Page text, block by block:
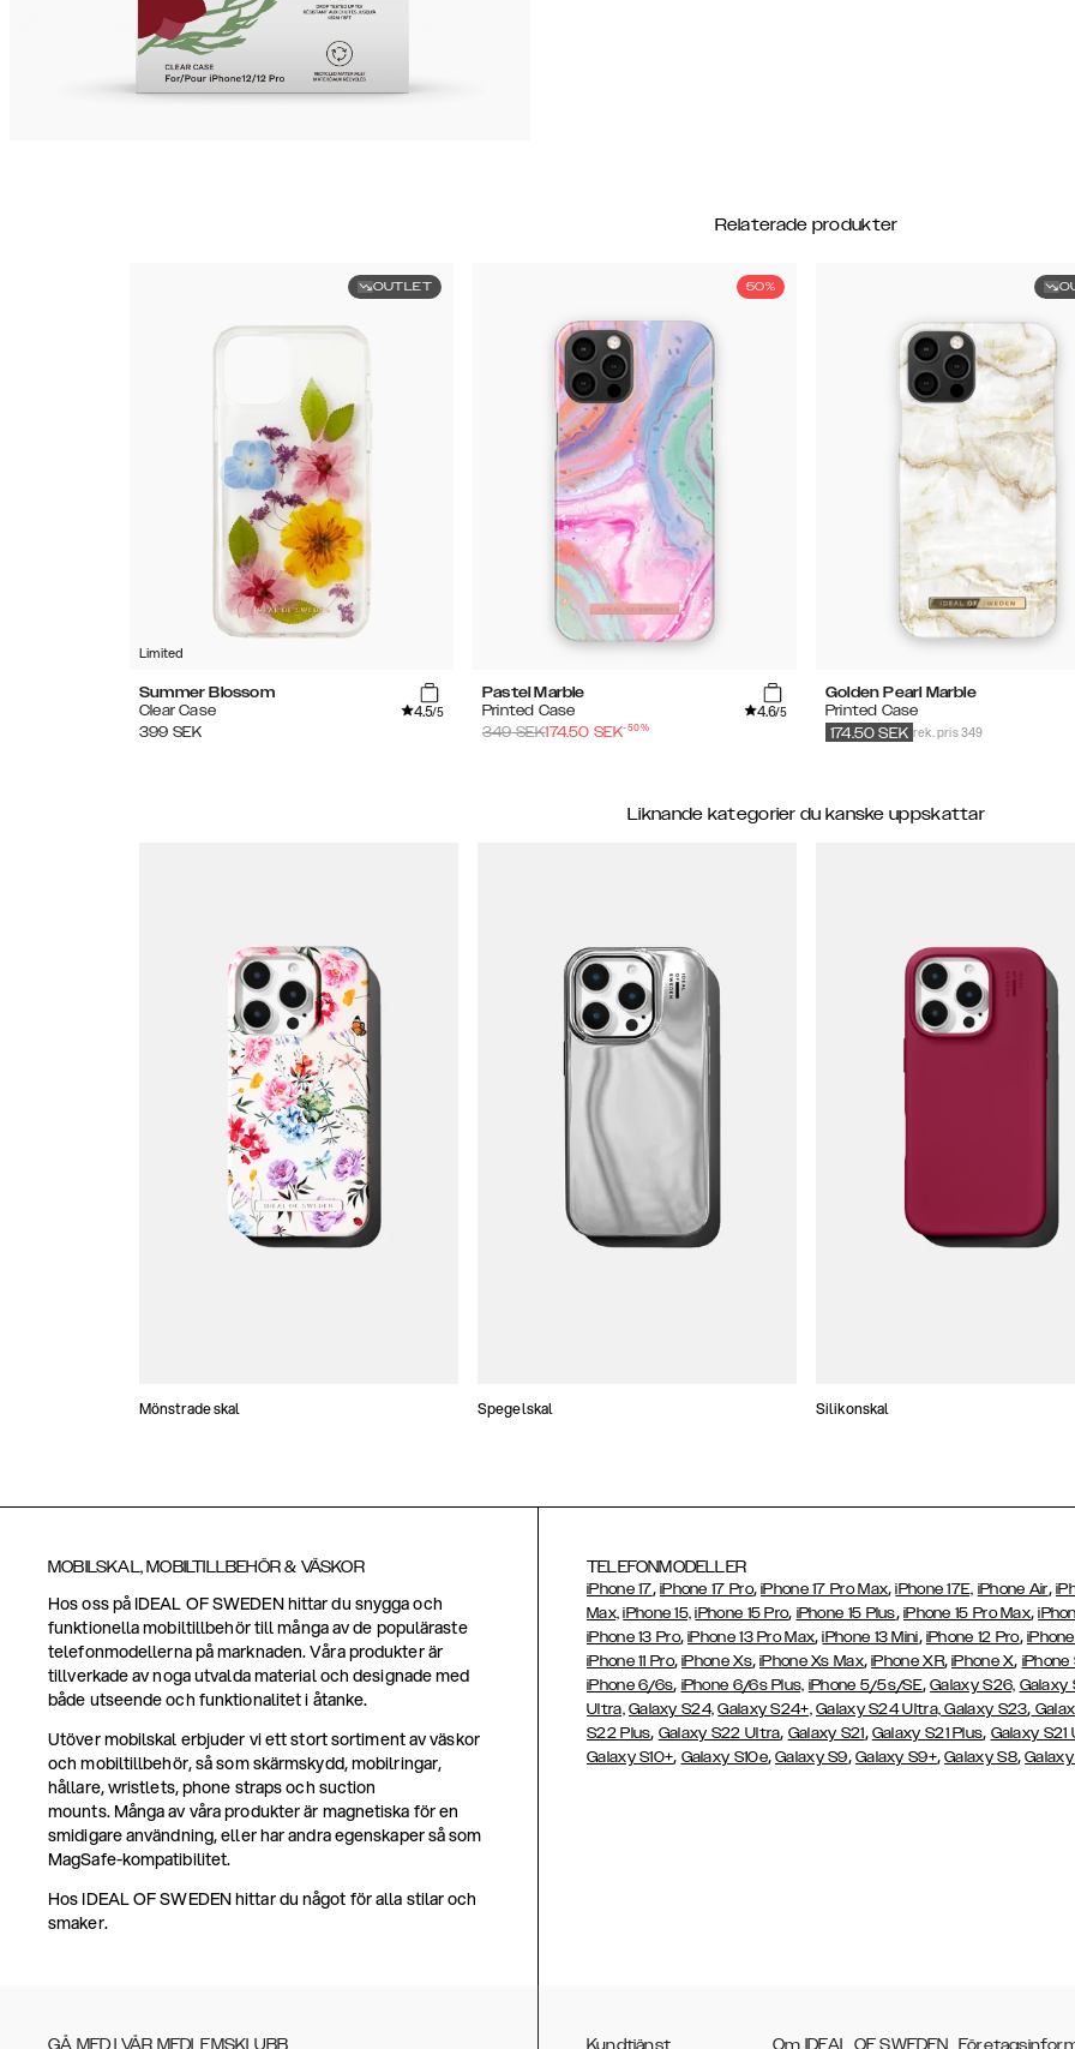
Relaterade produkter
OUTLET
Limited
Summer Blossom
Clear Case
4.5/5
399 SEK
50%
Pastel Marble
Printed Case
4.6/5
349SEK174.50 SEK-50%
Golden Pearl Marble
Printed Case
rek. pris 349
174.50 SEK
Liknande kategorier du kanske uppskattar
Mönstrade skal Spegelskal Silikonskal
MOBILSKAL, MOBILTILLBEHÖR & VÄSKOR
Hos oss på IDEAL OF SWEDEN hittar du snygga och
funktionella mobiltillbehör till många av de populäraste
telefonmodellerna på marknaden. Våra produkter är
tillverkade av noga utvalda material och designade med
både utseende och funktionalitet i åtanke.
Utöver mobilskal erbjuder vi ett stort sortiment av väskor
och mobiltillbehör, så som skärmskydd, mobilringar,
hållare, wristlets, phone straps och suction
mounts. Många av våra produkter är magnetiska för en
smidigare användning, eller har andra egenskaper så som
MagSafe-kompatibilitet.
Hos IDEAL OF SWEDEN hittar du något för alla stilar och
smaker.
TELEFONMODELLER
iPhone 17, iPhone 17 Pro,iPhone 17 Pro Max,iPhone 17E, iPhone Air,
Max, iPhone 15, iPhone 15 Pro, iPhone 15 Plus, iPhone 15 Pro Max,
iPhone 13 Pro,iPhone 13 Pro Max,iPhone 13 Mini, iPhone 12 Pro, iPhone
iPhone 11 Pro,iPhone Xs,iPhone Xs Max,iPhone XR,iPhone X,
iPhone 6/6s, iPhone 6/6s Plus, iPhone 5/5s/SE,Galaxy S26, Galaxy
Ultra, Galaxy S24, Galaxy S24+, Galaxy S24 Ultra, Galaxy S23,
S22 Plus, Galaxy S22 Ultra, Galaxy S21, Galaxy S21 Plus, Galaxy S21
Galaxy S10+, Galaxy S10e,Galaxy S9, Galaxy S9+,Galaxy S8,
GÅ MED I VÅR MEDLEMSKLUBB Kundtjänst Om IDEAL OF SWEDEN